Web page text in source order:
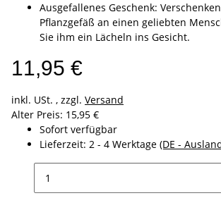
Ausgefallenes Geschenk:
Pflanzgefäß an einen geliebten
Sie ihm ein Lächeln ins Gesicht.
11,95 €
inkl. USt. , zzgl. Versand
Alter Preis: 15,95 €
Sofort verfügbar
Lieferzeit: 2 - 4 Werktage (DE -